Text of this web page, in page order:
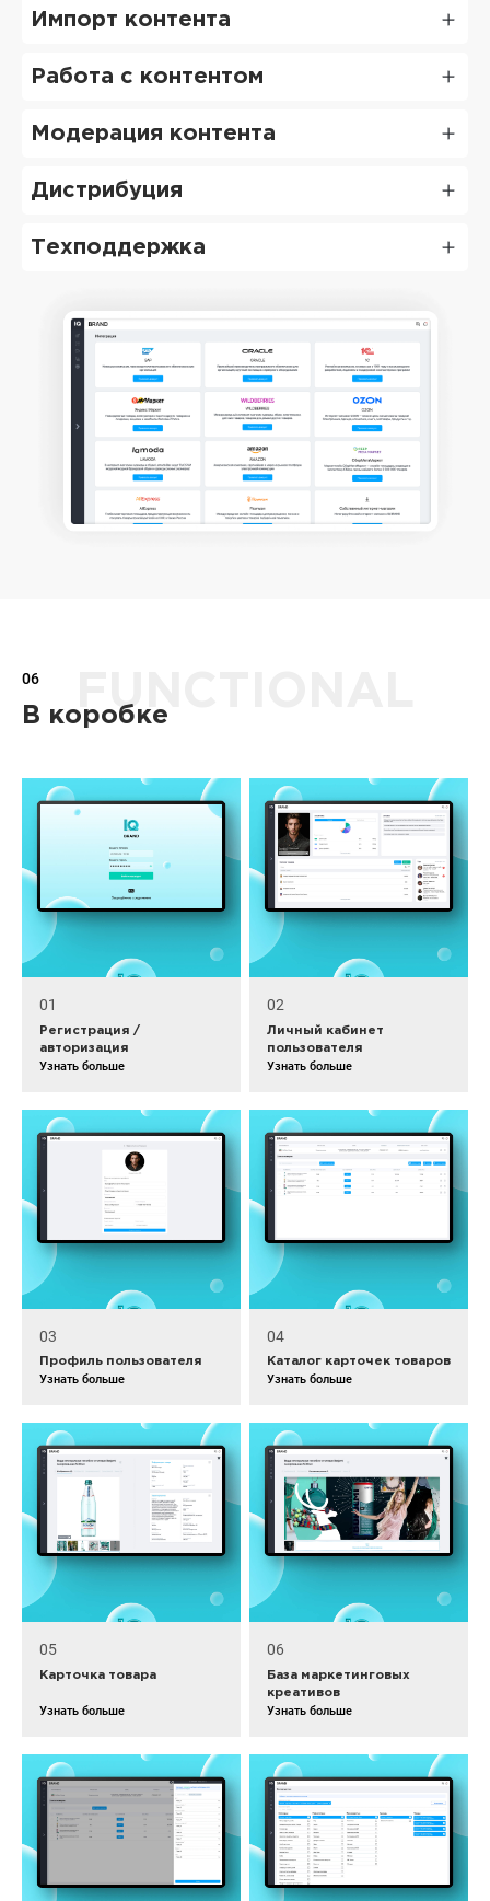
Импорт контента
Работа с контентом
Модерация контента
Дистрибуция
Техподдержка
FUNCTIONAL
06
В коробке
01
Регистрация /
авторизация
Узнать больше
02
Личный кабинет
пользователя
Узнать больше
03
Профиль пользователя
Узнать больше
04
Каталог карточек товаров
Узнать больше
05
Карточка товара
Узнать больше
06
База маркетинговых
креативов
Узнать больше